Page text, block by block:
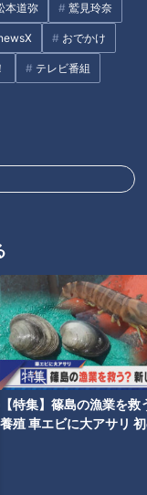
本道弥 鷲見玲奈
おでかけ
テレビ番組
【特集】篠島の漁業を救
養殖 車エビに大アサリ
、「盛り盛りグル
初から、デカ盛りグ
シャリの上には4匹
25㎝あるのりを2枚
た超巨大握り寿司
大）」も。
のきっかけは、開店
リ2升で10kgの巻き
です！現在は直径